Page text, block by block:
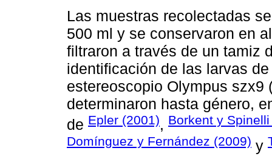
Las muestras recolectadas
500 ml y se conservaron en
filtraron a través de un tamiz
identificación de las larvas
estereoscopio Olympus szx9
determinaron hasta género,
de Epler (2001), Borkent y
Domínguez y Fernández (2009) y